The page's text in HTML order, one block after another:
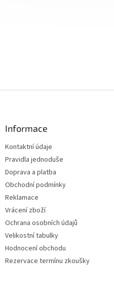
Informace
Kontaktní údaje
Pravidla jednoduše
Doprava a platba
Obchodní podmínky
Reklamace
Vrácení zboží
Ochrana osobních údajů
Velikostní tabulky
Hodnocení obchodu
Rezervace termínu zkoušky